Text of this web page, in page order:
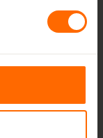
de buurt van
buurt. Ook